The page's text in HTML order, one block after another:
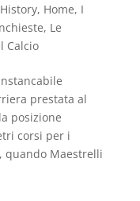
History, Home, I
, Le
Calcio
prestata al
posizione
corsi per i
quando Maestrelli